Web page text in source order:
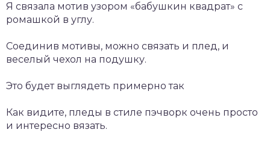
Я связала мотив узором «бабушкин квадрат» с
ромашкой в углу.
Соединив мотивы, можно связать и плед, и
веселый чехол на подушку.
Это будет выглядеть примерно так
Как видите, пледы в стиле пэчворк очень просто
и интересно вязать.